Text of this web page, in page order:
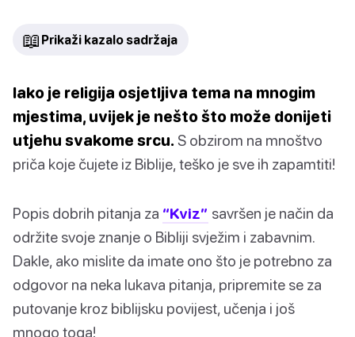
📖 Prikaži kazalo sadržaja
Iako je religija osjetljiva tema na mnogim
mjestima, uvijek je nešto što može donijeti
utjehu svakome srcu. S obzirom na mnoštvo
priča koje čujete iz Biblije, teško je sve ih zapamtiti!
Popis dobrih pitanja za “Kviz” savršen je način da
održite svoje znanje o Bibliji svježim i zabavnim.
Dakle, ako mislite da imate ono što je potrebno za
odgovor na neka lukava pitanja, pripremite se za
putovanje kroz biblijsku povijest, učenja i još
mnogo toga!